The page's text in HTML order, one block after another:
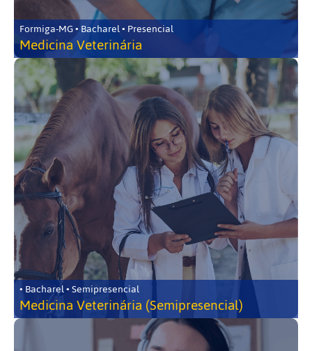
Formiga-MG • Bacharel • Presencial
Medicina Veterinária
• Bacharel • Semipresencial
Medicina Veterinária (Semipresencial)